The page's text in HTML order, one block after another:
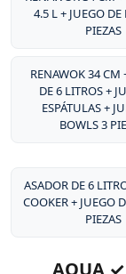
4.5 L + JUEGO
PIEZAS
RENAWOK 34 CM
DE 6 LITROS +
ESPÁTULAS +
BOWLS 3
ASADOR DE 6
COOKER + JUEGO
PIEZAS
AQUA ✓